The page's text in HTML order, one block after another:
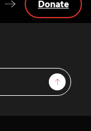
Sign Up
Donate